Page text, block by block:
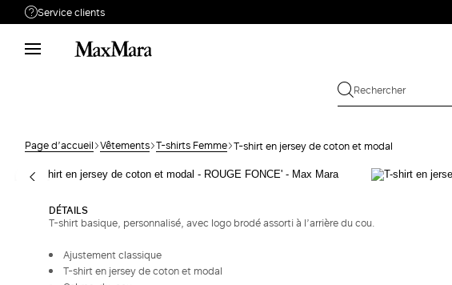
Service clients
Besoin de support ?
Téléphone : LUN / VEN 9 - 18
demande
Retour
Rechercher la
Page d’accueil Vêtements T-shirts Femme T-shirt en jersey de coton et modalComplétez le look
DÉTAILS
T-shirt basique, personnalisé, avec logo brodé assorti à l’arrière du cou.
Ajustement classique
T-shirt en jersey de coton et modal